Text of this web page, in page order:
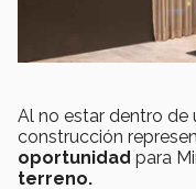
Al no estar dentro de
construcción
oportunidad para
terreno.